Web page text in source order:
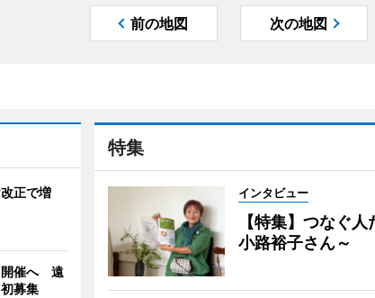
前の地図 次の地図
特集
インタビュー
【特集】つなぐ
小路裕子さん～
正で増
開催へ 遠
募集